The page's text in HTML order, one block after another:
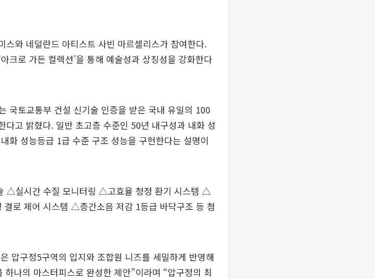
스와 네덜란드 아티스트 사빈 마르셀리스가 참여한다.
크로 가든 컬렉션’을 통해 예술성과 상징성을 강화한다
국토교통부 건설 신기술 인증을 받은 국내 유일의 100
다고 밝혔다. 일반 초고층 수준인 50년 내구성과 내화 성
화 성능등급 1급 수준 구조 성능을 구현한다는 설명이
△실시간 수질 모니터링 △고효율 청정 환기 시스템 △
로 제어 시스템 △층간소음 저감 1등급 바닥구조 등 첨
압구정5구역의 입지와 조합원 니즈를 세밀하게 반영해
나의 마스터피스로 완성한 제안”이라며 “압구정의 최